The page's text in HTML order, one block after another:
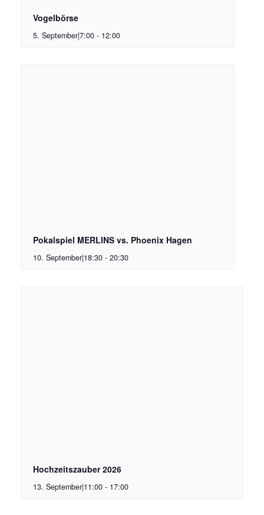
Vogelbörse
5. September|7:00 - 12:00
Pokalspiel MERLINS vs. Phoenix Hagen
10. September|18:30 - 20:30
Hochzeitszauber 2026
13. September|11:00 - 17:00